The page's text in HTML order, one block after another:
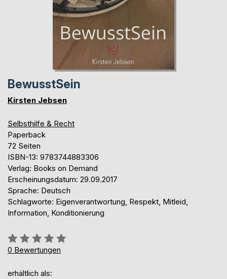
BewusstSein
Kirsten Jebsen
Selbsthilfe & Recht
Paperback
72 Seiten
ISBN-13: 9783744883306
Verlag: Books on Demand
Erscheinungsdatum: 29.09.2017
Sprache: Deutsch
Schlagworte: Eigenverantwortung, Respekt, Mitleid,
Information, Konditionierung
Bewertung::
0%
0 Bewertungen
erhältlich als: